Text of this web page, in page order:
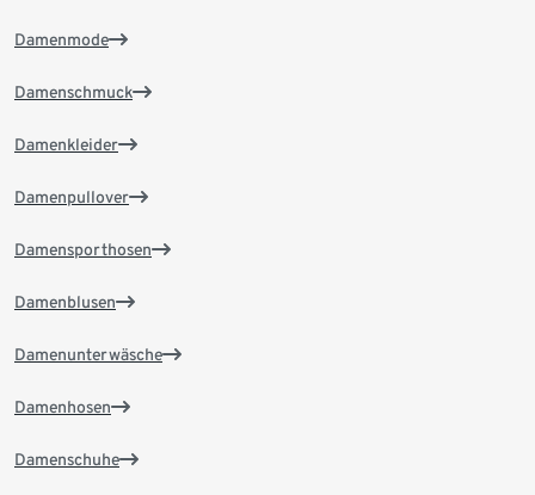
Damenmode
Damenschmuck
Damenkleider
Damenpullover
Damensporthosen
Damenblusen
Damenunterwäsche
Damenhosen
Damenschuhe